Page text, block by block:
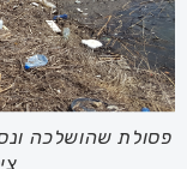
פסולת שהושלכה